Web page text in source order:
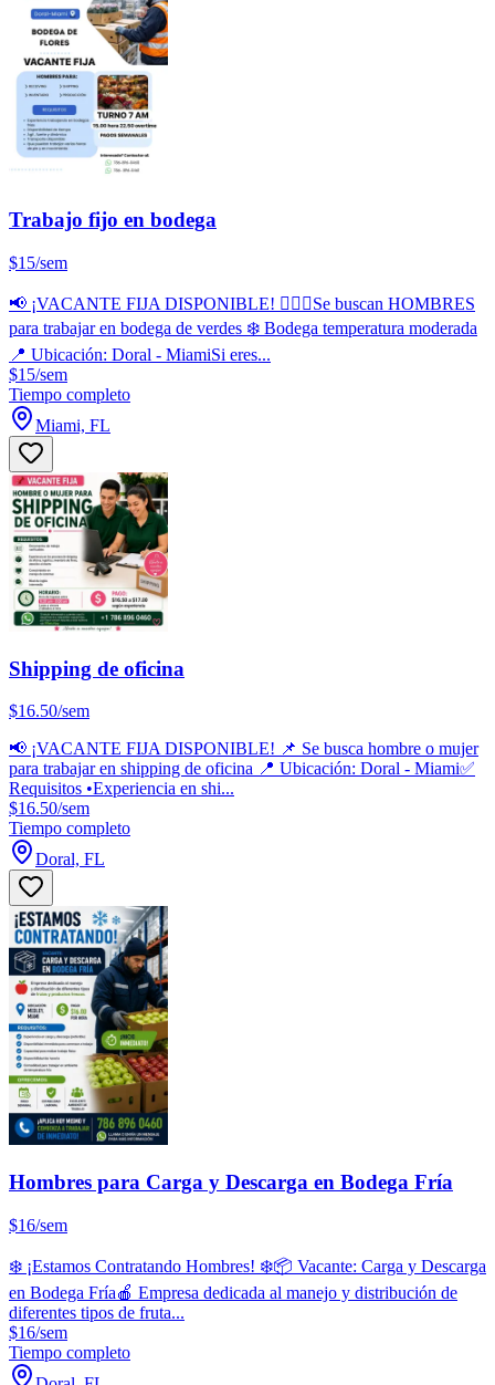
Trabajo fijo en bodega
$15/sem
📢 ¡VACANTE FIJA DISPONIBLE! 🙋🏻‍♂️Se buscan HOMBRES
para trabajar en bodega de verdes ❄️ Bodega temperatura moderada
📍 Ubicación: Doral - MiamiSi eres...
$15/sem
Tiempo completo
Miami, FL
Shipping de oficina
$16.50/sem
📢 ¡VACANTE FIJA DISPONIBLE! 📌 Se busca hombre o mujer
para trabajar en shipping de oficina 📍 Ubicación: Doral - Miami✅
Requisitos •Experiencia en shi...
$16.50/sem
Tiempo completo
Doral, FL
Hombres para Carga y Descarga en Bodega Fría
$16/sem
❄️ ¡Estamos Contratando Hombres! ❄️📦 Vacante: Carga y Descarga
en Bodega Fría🍎 Empresa dedicada al manejo y distribución de
diferentes tipos de fruta...
$16/sem
Tiempo completo